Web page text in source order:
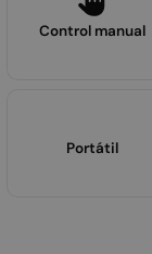
Control manual
Portátil